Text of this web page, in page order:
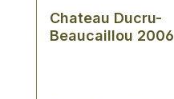
Chateau Ducru-
Beaucaillou 2006